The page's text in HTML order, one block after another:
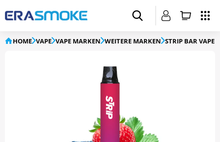
HOME VAPE VAPE MARKEN WEITERE MARKEN STRIP BAR VAPE